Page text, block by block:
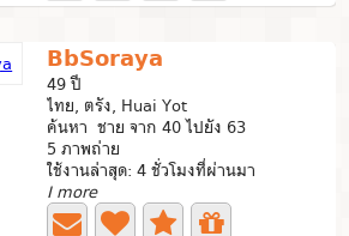
BbSoraya
49 ปี
ไทย, ตรัง, Huai Yot
ค้นหา ชาย จาก 40 ไปยัง 63
5 ภาพถ่าย
ใช้งานล่าสุด: 4 ชั่วโมงที่ผ่านมา
I more